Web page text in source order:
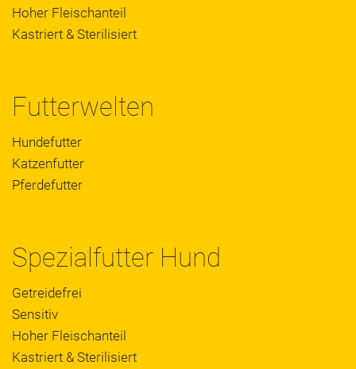
Hoher Fleischanteil
Kastriert & Sterilisiert
Futterwelten
Hundefutter
Katzenfutter
Pferdefutter
Spezialfutter Hund
Getreidefrei
Sensitiv
Hoher Fleischanteil
Kastriert & Sterilisiert